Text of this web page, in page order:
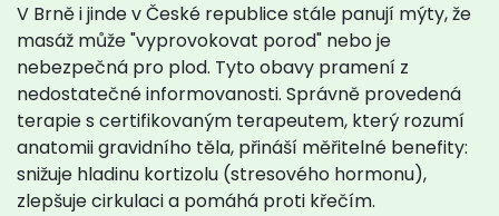
V Brně i jinde v České republice stále panují mýty, že
masáž může "vyprovokovat porod" nebo je
nebezpečná pro plod. Tyto obavy pramení z
nedostatečné informovanosti. Správně provedená
terapie s certifikovaným terapeutem, který rozumí
anatomii gravidního těla, přináší měřitelné benefity:
snižuje hladinu kortizolu (stresového hormonu),
zlepšuje cirkulaci a pomáhá proti křečím.